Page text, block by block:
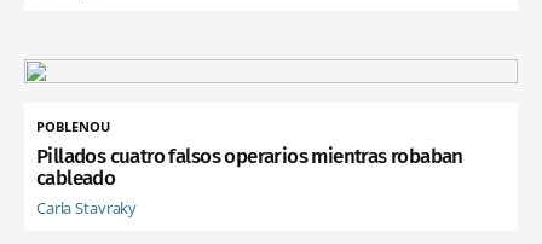
POBLENOU
Pillados cuatro falsos operarios mientras robaban
cableado
Carla Stavraky